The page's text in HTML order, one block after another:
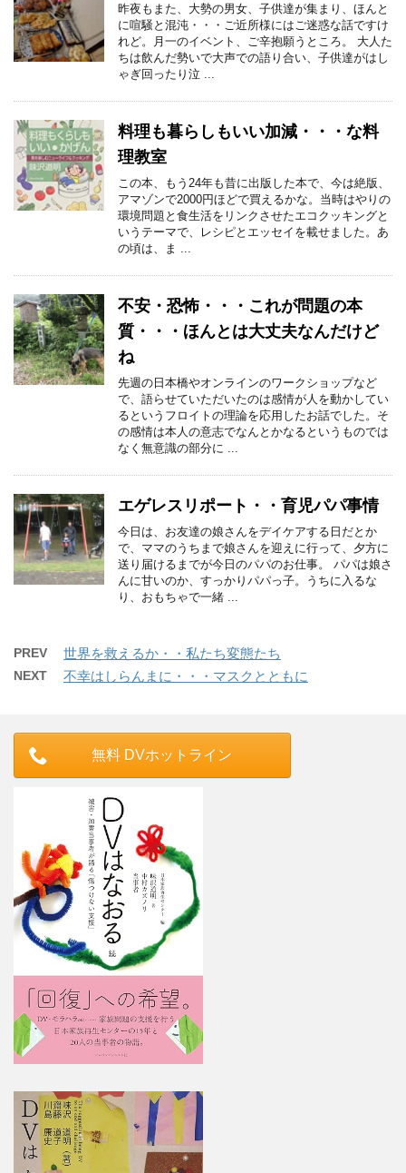
昨夜もまた、大勢の男女、子供達が集まり、ほんと
に喧騒と混沌・・・ご近所様にはご迷惑な話ですけ
れど。月一のイベント、ご辛抱願うところ。 大人た
ちは飲んだ勢いで大声での語り合い、子供達がはし
ゃぎ回ったり泣 ...
料理も暮らしもいい加減・・・な料
理教室
この本、もう24年も昔に出版した本で、今は絶版、
アマゾンで2000円ほどで買えるかな。当時はやりの
環境問題と食生活をリンクさせたエコクッキングと
いうテーマで、レシピとエッセイを載せました。あ
の頃は、ま ...
不安・恐怖・・・これが問題の本
質・・・ほんとは大丈夫なんだけど
ね
先週の日本橋やオンラインのワークショップなど
で、語らせていただいたのは感情が人を動かしてい
るというフロイトの理論を応用したお話でした。そ
の感情は本人の意志でなんとかなるというものでは
なく無意識の部分に ...
エゲレスリポート・・育児パパ事情
今日は、お友達の娘さんをデイケアする日だとか
で、ママのうちまで娘さんを迎えに行って、夕方に
送り届けるまでが今日のパパのお仕事。 パパは娘さ
んに甘いのか、すっかりパパっ子。うちに入るな
り、おもちゃで一緒 ...
PREV 世界を救えるか・・私たち変態たち
NEXT 不幸はしらんまに・・・マスクとともに
無料 DVホットライン